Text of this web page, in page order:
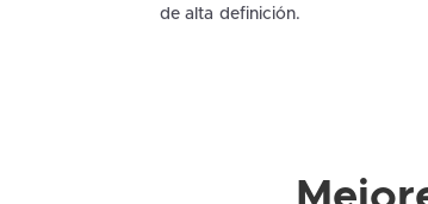
de alta definición.